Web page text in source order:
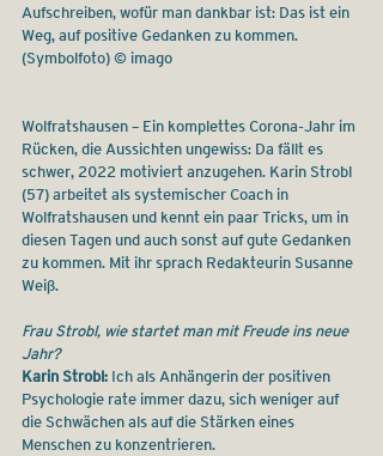
Aufschreiben, wofür man dankbar ist: Das ist ein
Weg, auf positive Gedanken zu kommen.
(Symbolfoto) © imago
Wolfratshausen – Ein komplettes Corona-Jahr im
Rücken, die Aussichten ungewiss: Da fällt es
schwer, 2022 motiviert anzugehen. Karin Strobl
(57) arbeitet als systemischer Coach in
Wolfratshausen und kennt ein paar Tricks, um in
diesen Tagen und auch sonst auf gute Gedanken
zu kommen. Mit ihr sprach Redakteurin Susanne
Weiß.
Frau Strobl, wie startet man mit Freude ins neue
Jahr?
Karin Strobl: Ich als Anhängerin der positiven
Psychologie rate immer dazu, sich weniger auf
die Schwächen als auf die Stärken eines
Menschen zu konzentrieren.